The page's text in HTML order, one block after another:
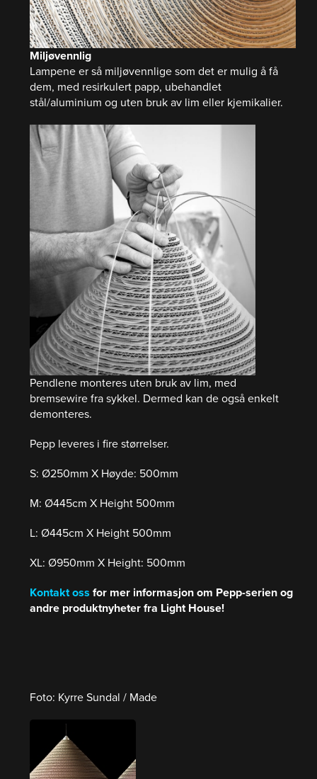
Miljøvennlig
Lampene er så miljøvennlige som det er mulig å få
dem, med resirkulert papp, ubehandlet
stål/aluminium og uten bruk av lim eller kjemikalier.
Pendlene monteres uten bruk av lim, med
bremsewire fra sykkel. Dermed kan de også enkelt
demonteres.
Pepp leveres i fire størrelser.
S: Ø250mm X Høyde: 500mm
‍M: Ø445cm X Height 500mm
‍L: Ø445cm X Height 500mm
‍XL: Ø950mm X Height: 500mm
Kontakt oss for mer informasjon om Pepp-serien og
andre produktnyheter fra Light House!
Foto: Kyrre Sundal / Made